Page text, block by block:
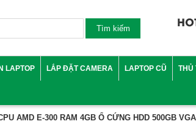
LAPTOP LẮP ĐẶT CAMERA LAPTOP CŨ THỦ
AMD E-300 RAM 4GB Ổ CỨNG HDD 500GB